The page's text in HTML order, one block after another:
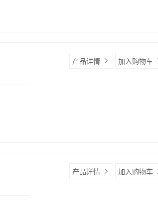
产品详情 加入购物车
产品详情 加入购物车